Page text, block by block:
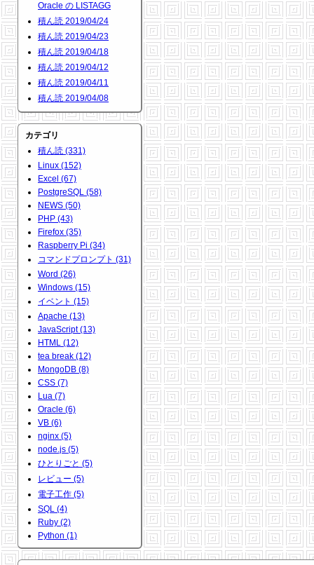
Oracle の LISTAGG
積ん読 2019/04/24
積ん読 2019/04/23
積ん読 2019/04/18
積ん読 2019/04/12
積ん読 2019/04/11
積ん読 2019/04/08
カテゴリ
積ん読 (331)
Linux (152)
Excel (67)
PostgreSQL (58)
NEWS (50)
PHP (43)
Firefox (35)
Raspberry Pi (34)
コマンドプロンプト (31)
Word (26)
Windows (15)
イベント (15)
Apache (13)
JavaScript (13)
HTML (12)
tea break (12)
MongoDB (8)
CSS (7)
Lua (7)
Oracle (6)
VB (6)
nginx (5)
node.js (5)
ひとりごと (5)
レビュー (5)
電子工作 (5)
SQL (4)
Ruby (2)
Python (1)